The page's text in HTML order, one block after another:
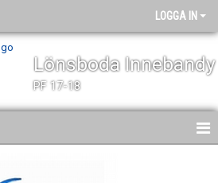
LOGGA IN
Lönsboda Innebandy
PF 17-18